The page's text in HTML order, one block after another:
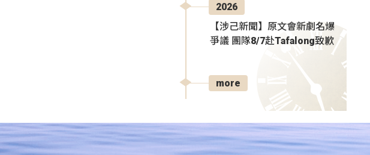
2026
【涉己新聞】原文會新劇名爆
爭議 團隊8/7赴Tafalong致歉
more